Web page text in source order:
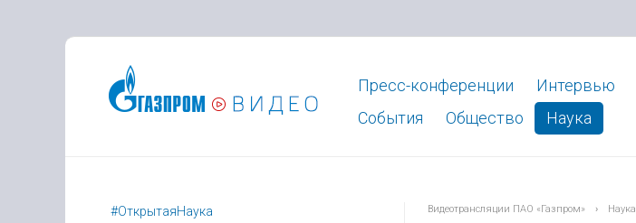
Пресс-конференции Интервью
События
Общество Наука
#ОткрытаяНаука
Видеотрансляции ПАО «Газпром» › Наука